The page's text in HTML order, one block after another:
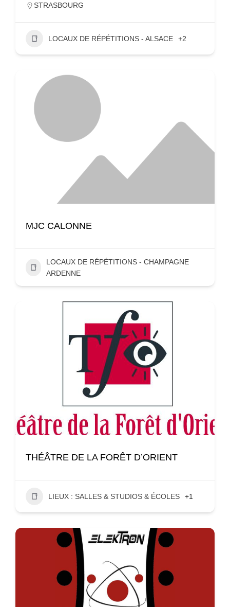
STRASBOURG
LOCAUX DE RÉPÉTITIONS - ALSACE +2
MJC CALONNE
LOCAUX DE RÉPÉTITIONS - CHAMPAGNE
ARDENNE
THÉÂTRE DE LA FORÊT D’ORIENT
LIEUX : SALLES & STUDIOS & ÉCOLES +1